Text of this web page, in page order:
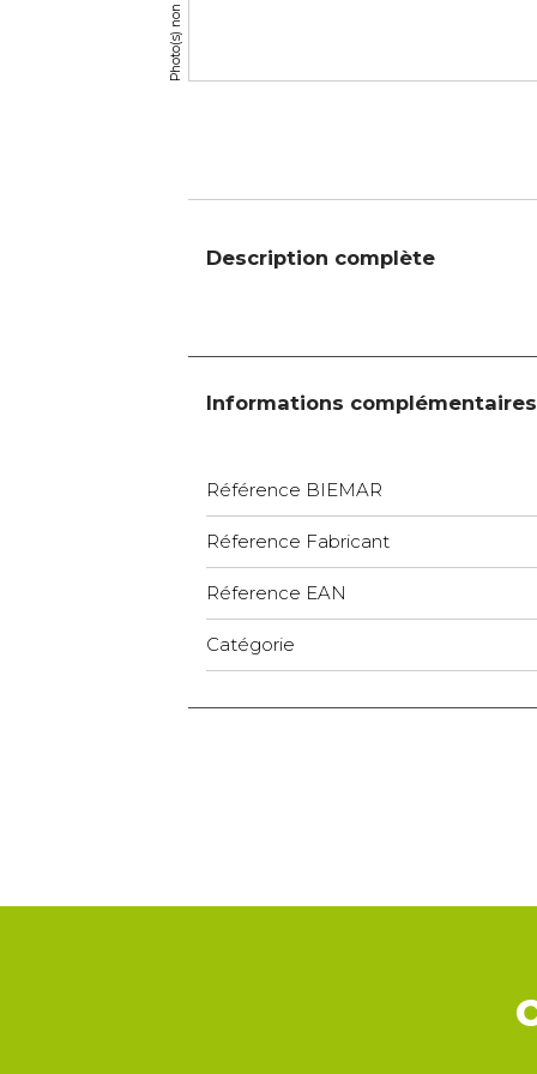
Description complète
Informations complémentaires
Référence BIEMAR
Réference Fabricant
Réference EAN
Catégorie